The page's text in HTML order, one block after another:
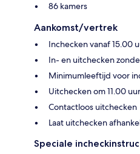
86 kamers
Aankomst/vertrek
Inchecken vanaf 15.00
In- en uitchecken
Minimumleeftijd voor
Uitchecken om 11.00 uur
Contactloos uitchecken
Laat uitchecken
Speciale